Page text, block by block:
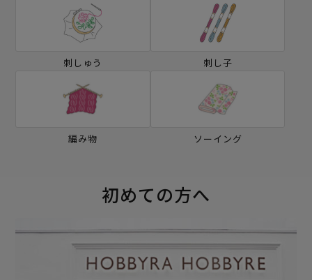
刺しゅう 刺し子
編み物 ソーイング
初めての方へ